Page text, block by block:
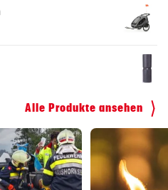
Alle Produkte ansehen